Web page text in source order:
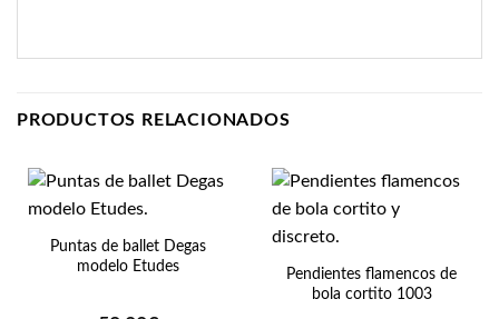
PRODUCTOS RELACIONADOS
Puntas de ballet Degas
modelo Etudes
Pendientes flamencos de
bola cortito 1003